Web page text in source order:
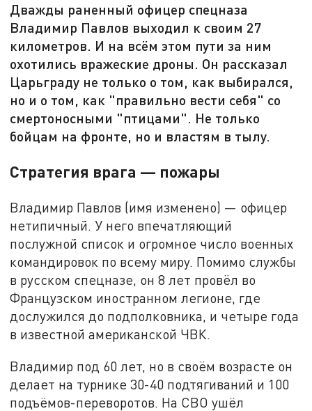
Дважды раненный офицер спецназа
Владимир Павлов выходил к своим 27
километров. И на всём этом пути за ним
охотились вражеские дроны. Он рассказал
Царьграду не только о том, как выбирался,
но и о том, как "правильно вести себя" со
смертоносными "птицами". Не только
бойцам на фронте, но и властям в тылу.
Стратегия врага — пожары
Владимир Павлов (имя изменено) — офицер
нетипичный. У него впечатляющий
послужной список и огромное число военных
командировок по всему миру. Помимо службы
в русском спецназе, он 8 лет провёл во
Французском иностранном легионе, где
дослужился до подполковника, и четыре года
в известной американской ЧВК.
Владимир под 60 лет, но в своём возрасте он
делает на турнике 30-40 подтягиваний и 100
подъёмов-переворотов. На СВО ушёл